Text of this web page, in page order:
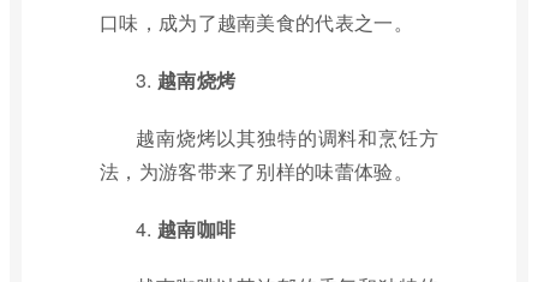
口味，成为了越南美食的代表之一。
3. 越南烧烤
越南烧烤以其独特的调料和烹饪方
法，为游客带来了别样的味蕾体验。
4. 越南咖啡